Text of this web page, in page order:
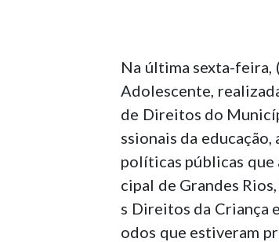
Na última sexta-feira,
Adolescente,
de Direitos do
ssionais da
políticas públicas que
cipal de Grandes
s Direitos da Criança
odos que estiveram